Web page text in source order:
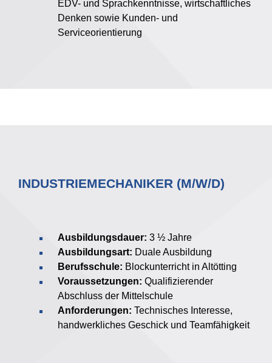
EDV- und Sprachkenntnisse, wirtschaftliches
Denken sowie Kunden- und
Serviceorientierung
INDUSTRIEMECHANIKER (M/W/D)
Ausbildungsdauer: 3 ½ Jahre
Ausbildungsart: Duale Ausbildung
Berufsschule: Blockunterricht in Altötting
Voraussetzungen: Qualifizierender
Abschluss der Mittelschule
Anforderungen: Technisches Interesse,
handwerkliches Geschick und Teamfähigkeit